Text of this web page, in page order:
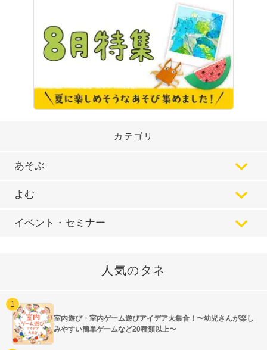
カテゴリ
あそぶ
よむ
イベント・セミナー
人気のタネ
室内遊び・室内ゲーム遊びアイデア大集合！〜幼児さんが楽し
みやすい簡単ゲームなど20種類以上〜